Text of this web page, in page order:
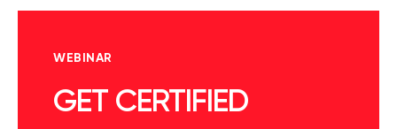
WEBINAR
GET CERTIFIED